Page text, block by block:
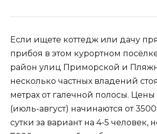
Если ищете коттедж или дачу
прибоя в этом курортном
район улиц Приморской и
несколько частных владений
метрах от галечной полосы. Цены
(июль-август) начинаются от
сутки за вариант на 4-5 человек,